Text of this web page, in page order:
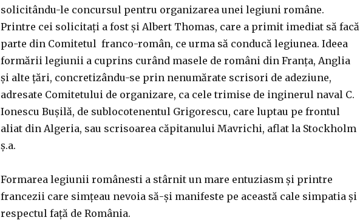
solicitându-le concursul pentru organizarea unei legiuni române.
Printre cei solicitați a fost și Albert Thomas, care a primit imediat să facă
parte din Comitetul franco-român, ce urma să conducă legiunea. Ideea
formării legiunii a cuprins curând masele de români din Franța, Anglia
și alte țări, concretizându-se prin nenumărate scrisori de adeziune,
adresate Comitetului de organizare, ca cele trimise de inginerul naval C.
Ionescu Bușilă, de sublocotenentul Grigorescu, care luptau pe frontul
aliat din Algeria, sau scrisoarea căpitanului Mavrichi, aflat la Stockholm
ș.a.
Formarea legiunii românesti a stârnit un mare entuziasm și printre
francezii care simțeau nevoia să-și manifeste pe această cale simpatia și
respectul față de România.